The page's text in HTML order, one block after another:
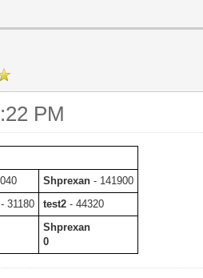
PM
Shprexan - 141900
- 31180 test2 - 44320
Shprexan
0